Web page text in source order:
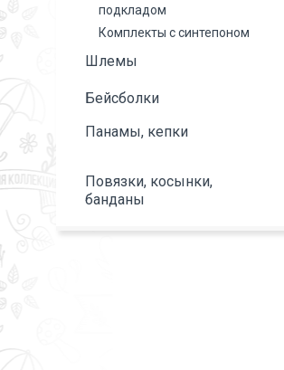
подкладом
Комплекты с синтепоном
Шлемы
Бейсболки
Панамы, кепки
Повязки, косынки,
банданы